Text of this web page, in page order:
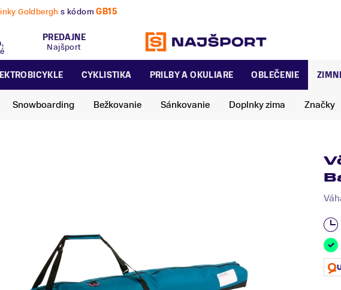
sa na letnú a zimnú sezónu už dnes!
PREDAJNE
Najšport
CYKLISTIKA PRILBY A OKULIARE OBLEČENIE
Snowboarding Bežkovanie Sánkovanie Doplnky zima Značky